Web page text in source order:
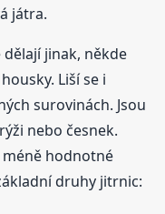
játra.
jinak, někde
Liší se i
surovinách. Jsou
nebo česnek.
méně hodnotné
druhy jitrnic: